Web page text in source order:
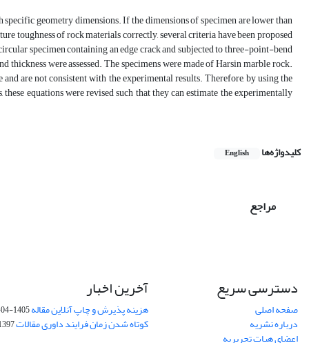
geometry dimensions. If the dimensions of specimen are lower than
toughness of rock materials correctly, several criteria have been proposed
specimen containing an edge crack and subjected to three-point-bend
were assessed. The specimens were made of Harsin marble rock.
are not consistent with the experimental results. Therefore, by using the
equations were revised such that they can estimate the experimentally
کلیدواژه‌ها English
مراجع
دسترسی سریع
صفحه اصلی
درباره نشریه
اعضای هیات تحریریه
آخرین اخبار
هزینه پذیرش و چاپ آنلاین مقاله1405-04-07
کوتاه شدن زمان فرایند داوری مقالات06-05